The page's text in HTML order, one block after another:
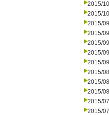
2015/
2015/
2015/
2015/
2015/
2015/
2015/
2015/
2015/
2015/
2015/
2015/